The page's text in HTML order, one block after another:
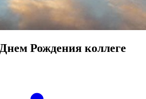
Рождения коллеге